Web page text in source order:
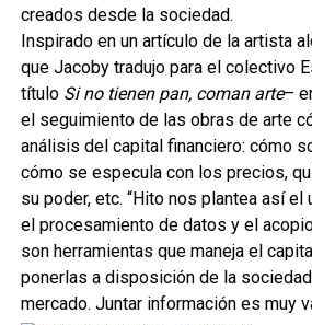
creados desde la sociedad.
Inspirado en un artículo de la artista
que Jacoby tradujo para el colectivo
título Si no tienen pan, coman arte–
el seguimiento de las obras de arte
análisis del capital financiero: cómo
cómo se especula con los precios,
su poder, etc. “Hito nos plantea así
el procesamiento de datos y el
son herramientas que maneja el
ponerlas a disposición de la
mercado. Juntar información es muy